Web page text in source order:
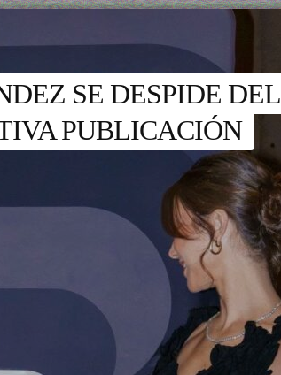
SE DESPIDE DEL
PUBLICACIÓN